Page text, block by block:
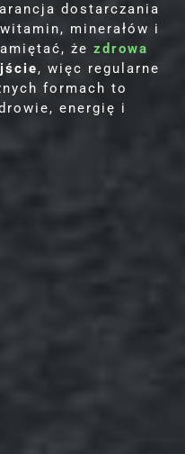
dostarczania
minerałów i
że zdrowa
, więc regularne
formach to
energię i